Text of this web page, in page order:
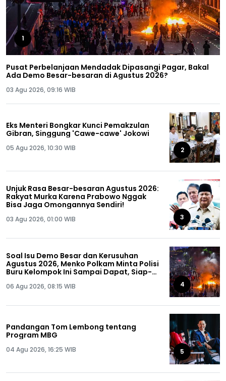
1
Pusat Perbelanjaan Mendadak Dipasangi Pagar, Bakal
Ada Demo Besar-besaran di Agustus 2026?
03 Agu 2026, 09:16 WIB
Eks Menteri Bongkar Kunci Pemakzulan
Gibran, Singgung 'Cawe-cawe' Jokowi
05 Agu 2026, 10:30 WIB 2
Unjuk Rasa Besar-besaran Agustus 2026:
Rakyat Murka Karena Prabowo Nggak
Bisa Jaga Omongannya Sendiri!
03 Agu 2026, 01:00 WIB 3
Soal Isu Demo Besar dan Kerusuhan
Agustus 2026, Menko Polkam Minta Polisi
Buru Kelompok Ini Sampai Dapat, Siap-
06 Agu 2026, 08:15 WIB 4
Pandangan Tom Lembong tentang
Program MBG
04 Agu 2026, 16:25 WIB 5